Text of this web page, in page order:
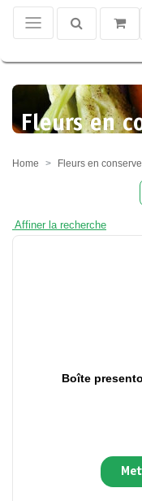
Fleurs en
Home Fleurs en conserve
Affiner la recherche
Boîte